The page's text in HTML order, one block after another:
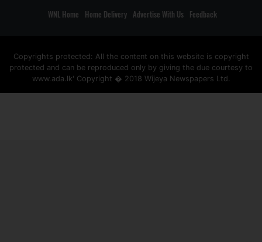
WNL Home Home Delivery Advertise With Us Feedback
Copyrights protected: All the content on this website is copyright
protected and can be reproduced only by giving the due courtesy to
www.ada.lk' Copyright � 2018 Wijeya Newspapers Ltd.